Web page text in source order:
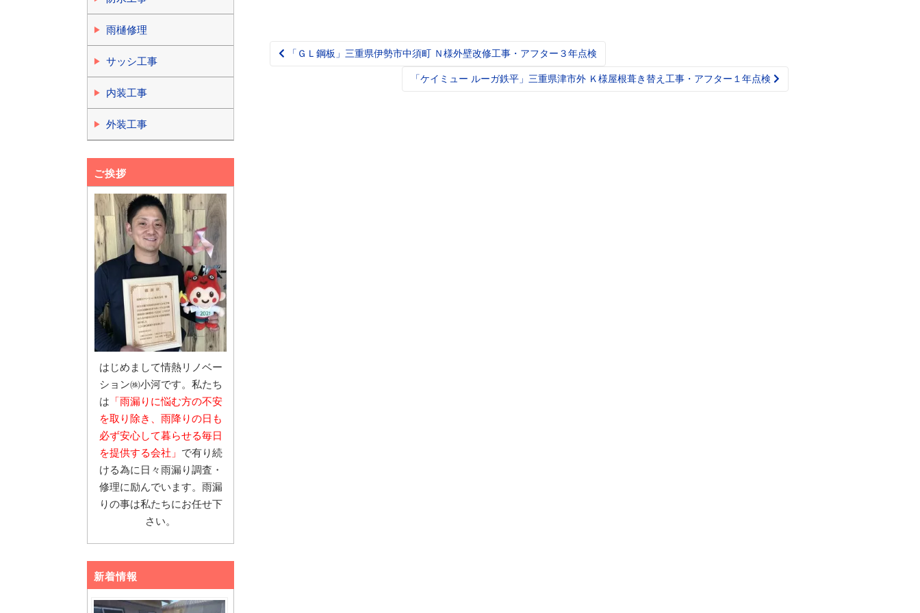
Post
「ＧＬ鋼板」三重県伊勢市中須町 Ｎ様外壁改修工事・アフター３年点検
「ケイミュー ルーガ鉄平」三重県津市外 Ｋ様屋根葺き替え工事・アフター１年点検
雨樋修理
サッシ工事
内装工事
外装工事
ご挨拶
はじめまして情熱リノベー
ション㈱小河です。私たち
は 「雨漏りに悩む方の不安
を取り除き、雨降りの日も
必ず安心して暮らせる毎日
を提供する会社」 で有り続
ける為に日々雨漏り調査・
修理に励んでいます。雨漏
りの事は私たちにお任せ下
さい。
新着情報